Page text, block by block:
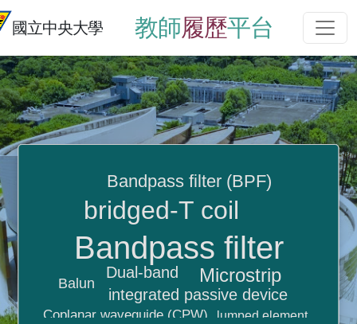
國立中央大學 教師履歷平台
Bandpass filter
bridged-T coil
Microstrip
Bandpass filter (BPF)
Dual-band
integrated passive device
Balun
Coplanar waveguide (CPW) lumped element